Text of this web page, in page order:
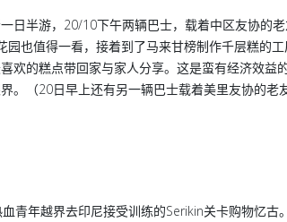
日半游，20/10下午两辆巴士，载着中区友协的
也值得一看，接着到了马来甘榜制作千层糕的
的糕点带回家与家人分享。这是蛮有经济效益的
。（20日早上还有另一辆巴士载着美里友协的老
青年越界去印尼接受训练的Serikin关卡购物忆古